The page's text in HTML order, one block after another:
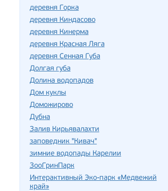
деревня Горка
деревня Киндасово
деревня Кинерма
деревня Красная Ляга
деревня Сенная Губа
Долгая губа
Долина водопадов
Дом куклы
Доможирово
Дубна
Залив Кирьявалахти
заповедник "Кивач"
зимние водопады Карелии
ЗооГринПарк
Интерактивный Эко-парк «Медвежий
край»